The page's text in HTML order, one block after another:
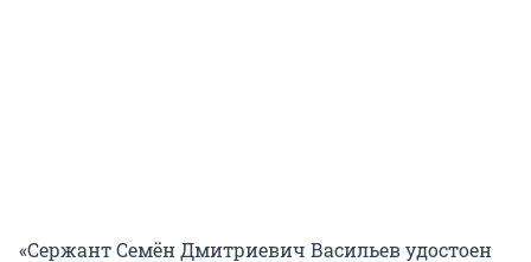
«Сержант Семён Дмитриевич Васильев удостоен